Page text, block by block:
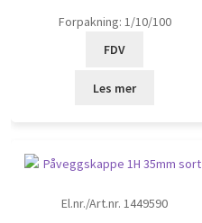
Forpakning: 1/10/100
FDV
Les mer
El.nr./Art.nr. 1449590